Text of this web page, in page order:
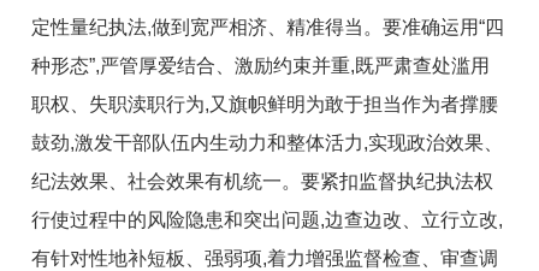
定性量纪执法,做到宽严相济、精准得当。要准确运用“四
种形态”,严管厚爱结合、激励约束并重,既严肃查处滥用
职权、失职渎职行为,又旗帜鲜明为敢于担当作为者撑腰
鼓劲,激发干部队伍内生动力和整体活力,实现政治效果、
纪法效果、社会效果有机统一。要紧扣监督执纪执法权
行使过程中的风险隐患和突出问题,边查边改、立行立改,
有针对性地补短板、强弱项,着力增强监督检查、审查调